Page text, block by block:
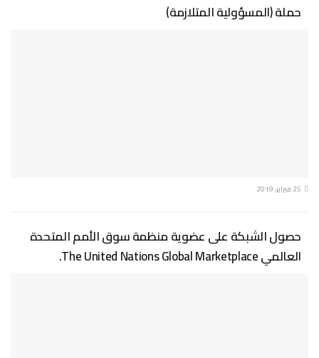
حملة (المسؤولية المتلازمة)
حصول الشبكة على عضوية منظمة سوق الأمم المتحدة
العالمي The United Nations Global Marketplace.